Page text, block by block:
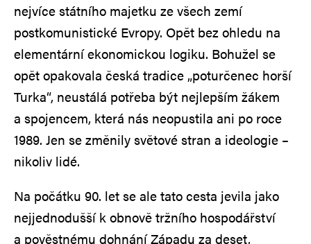
nejvíce státního majetku ze všech zemí
postkomunistické Evropy. Opět bez ohledu na
elementární ekonomickou logiku. Bohužel se
opět opakovala česká tradice „poturčenec horší
Turka“, neustálá potřeba být nejlepším žákem
a spojencem, která nás neopustila ani po roce
1989. Jen se změnily světové stran a ideologie –
nikoliv lidé.
Na počátku 90. let se ale tato cesta jevila jako
nejjednodušší k obnově tržního hospodářství
a pověstnému dohnání Západu za deset,